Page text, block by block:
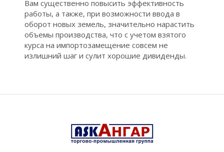
Вам существенно повысить эффективность
работы, а также, при возможности ввода в
оборот новых земель, значительно нарастить
объемы производства, что с учетом взятого
курса на импортозамещение совсем не
излишний шаг и сулит хорошие дивиденды.